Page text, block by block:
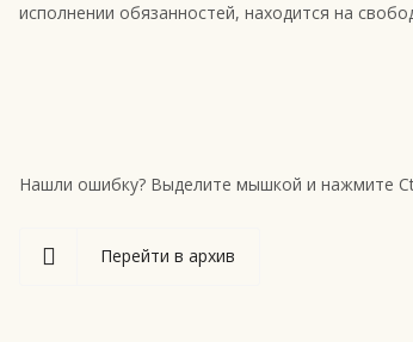
исполнении обязанностей, находится на
Нашли ошибку? Выделите мышкой и нажмите
Перейти в архив